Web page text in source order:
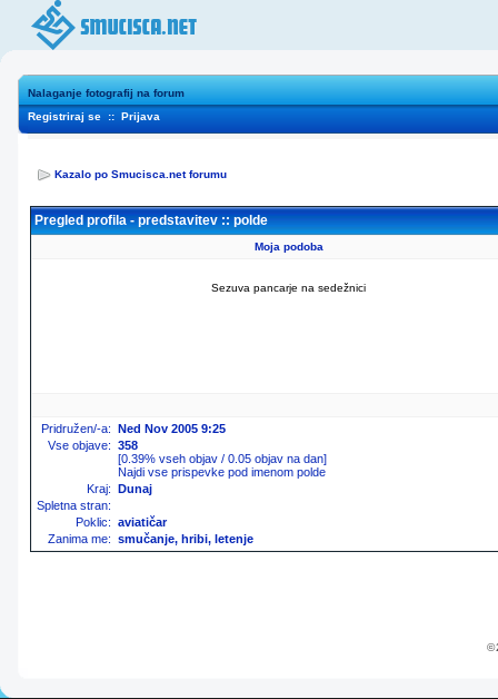
Nalaganje fotografij na forum
Registriraj se :: Prijava
Kazalo po Smucisca.net forumu
Pregled profila - predstavitev :: polde
Moja podoba
Sezuva pancarje na sedežnici
Pridružen/-a: Ned Nov 2005 9:25
Vse objave: 358
[0.39% vseh objav / 0.05 objav na dan]
Najdi vse prispevke pod imenom polde
Kraj: Dunaj
Spletna stran:
Poklic: aviatičar
Zanima me: smučanje, hribi, letenje
©